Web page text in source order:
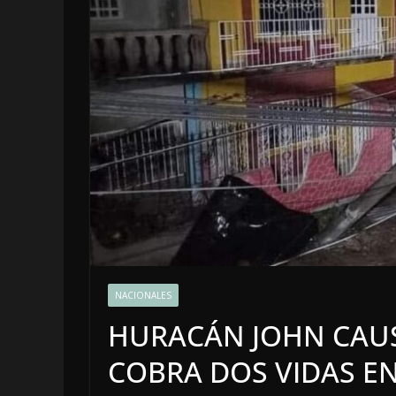
NACIONALES
HURACÁN JOHN
COBRA DOS VIDAS
LOCALES OPINIÓN
4 agosto, 2026